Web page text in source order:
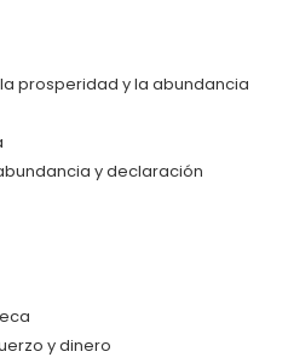
prosperidad y la abundancia
y declaración
y dinero